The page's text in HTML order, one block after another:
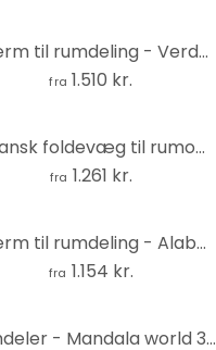
Skærm til rumdeling - Verdenskort til børn , 5-delt - 225x172 cm
fra 1.510 kr.
Japansk foldevæg til rumopdeling - Østens harmoni, 3-delt
fra 1.261 kr.
Skærm til rumdeling - Alabaster Sea, 3-delt
fra 1.154 kr.
Rumdeler - Mandala world 3D , 5-delt - 225x172 cm